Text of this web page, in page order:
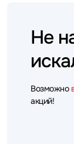
Не
Возможно
акций!